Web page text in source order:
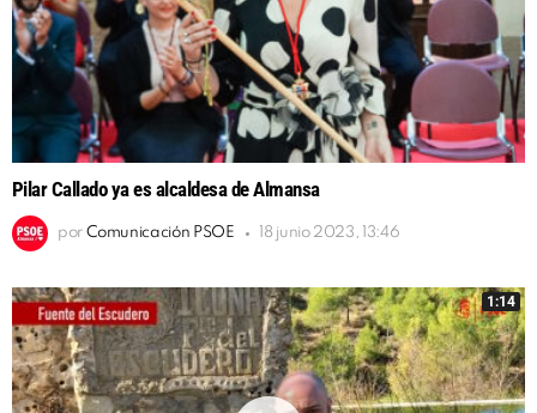
Pilar Callado ya es alcaldesa de Almansa
por Comunicación PSOE 18 junio 2023, 13:46
1:14